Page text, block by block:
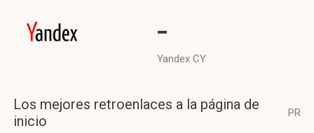
-
Yandex CY
Los mejores retroenlaces a la página de
inicio
PR